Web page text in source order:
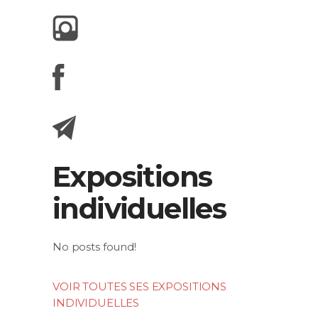
Expositions
individuelles
No posts found!
VOIR TOUTES SES EXPOSITIONS
INDIVIDUELLES